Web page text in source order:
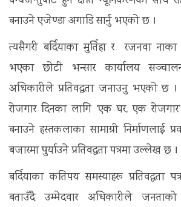
बनाउने एजेण्डा अगाडि सार्नु भएको छ ।
त्यसैगरी बर्दियाका मुर्तिहा र रजनवा
भएका छोटी भन्सार कार्यालय
अधिकारीले प्रतिवद्धता जनाउनु भएको छ ।
रोजगार दिनका लागि ‘एक घर, एक
बनाउने हस्तकलाका सामाग्री निर्माणलाई
बजारमा पुर्याउने प्रतिवद्धता पत्रमा उल्लेख छ ।
बर्दियाका कतिपय समस्याहरू प्रतिवद्धता
बताउँदै उम्मेदवार अधिकारीले जनताको